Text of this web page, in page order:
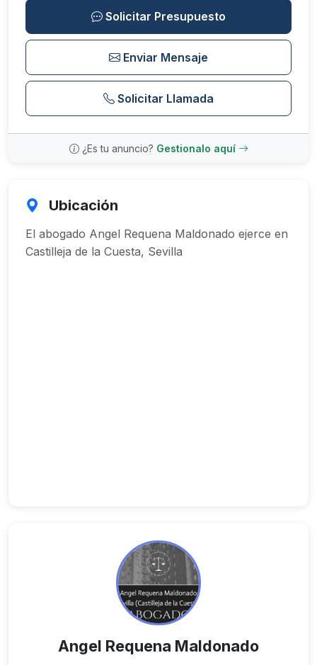
Solicitar Presupuesto
Enviar Mensaje
Solicitar Llamada
¿Es tu anuncio? Gestionalo aquí
Ubicación
El abogado Angel Requena Maldonado ejerce en
Castilleja de la Cuesta, Sevilla
Angel Requena Maldonado